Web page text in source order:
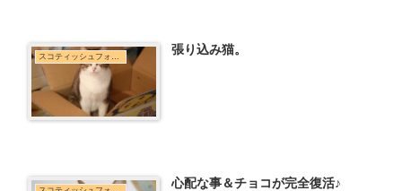
スコティッシュフォールド 張り込み猫。
心配な事＆チョコが完全復活♪